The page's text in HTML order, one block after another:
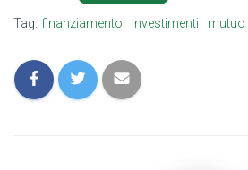
Tag: finanziamento investimenti mutuo